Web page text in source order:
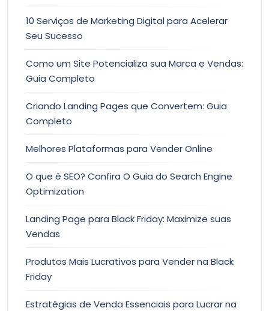
10 Serviços de Marketing Digital para Acelerar
Seu Sucesso
Como um Site Potencializa sua Marca e Vendas:
Guia Completo
Criando Landing Pages que Convertem: Guia
Completo
Melhores Plataformas para Vender Online
O que é SEO? Confira O Guia do Search Engine
Optimization
Landing Page para Black Friday: Maximize suas
Vendas
Produtos Mais Lucrativos para Vender na Black
Friday
Estratégias de Venda Essenciais para Lucrar na